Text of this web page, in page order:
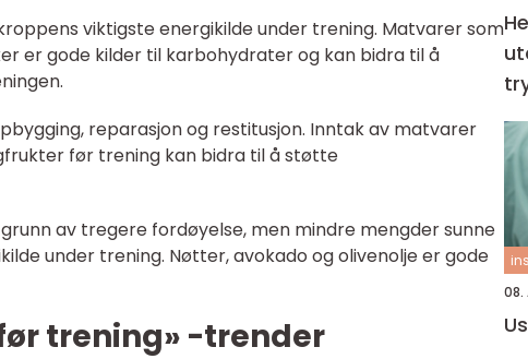
viktigste energikilde under trening. Matvarer som
er gode kilder til karbohydrater og kan bidra til å
reparasjon og restitusjon. Inntak av matvarer
før trening kan bidra til å støtte
av tregere fordøyelse, men mindre mengder sunne
under trening. Nøtter, avokado og olivenolje er gode
trening» -trender
08.